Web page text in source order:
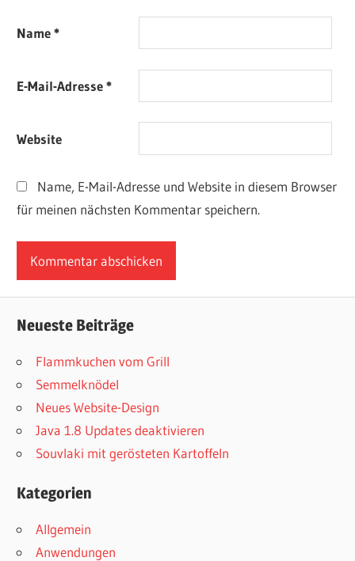
Name*
E-Mail-Adresse*
Website
Name, E-Mail-Adresse und Website in diesem Browser
für meinen nächsten Kommentar speichern.
Neueste Beiträge
Flammkuchen vom Grill
Semmelknödel
Neues Website-Design
Java 1.8 Updates deaktivieren
Souvlaki mit gerösteten Kartoffeln
Kategorien
Allgemein
Anwendungen